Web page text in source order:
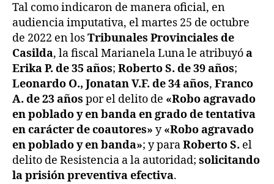
Tal como indicaron de manera oficial, en
audiencia imputativa, el martes 25 de octubre
de 2022 en losTribunales Provinciales de
Casilda, la fiscal Marianela Luna le atribuyóa
Erika P. de 35 años; Roberto S. de 39 años;
Leonardo O., Jonatan V.F. de 34 años, Franco
A. de 23 años por el delito de «Robo agravado
en poblado y en banda en grado de tentativa
en carácter de coautores» y«Robo agravado
en poblado y en banda»; y paraRoberto S. el
delito de Resistencia a la autoridad; solicitando
la prisión preventiva efectiva.